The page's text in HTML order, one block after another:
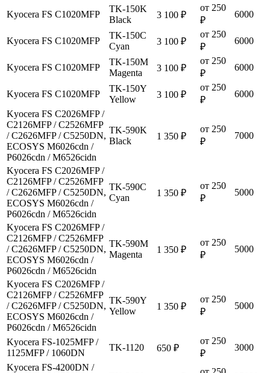
Kyocera FS C1020MFP
TK-150K
Black
3 100 ₽
от 250
₽
6000
Kyocera FS C1020MFP
TK-150C
Cyan
3 100 ₽
от 250
₽
6000
Kyocera FS C1020MFP
TK-150M
Magenta
3 100 ₽
от 250
₽
6000
Kyocera FS C1020MFP
TK-150Y
Yellow
3 100 ₽
от 250
₽
6000
Kyocera FS C2026MFP /
C2126MFP / C2526MFP
/ C2626MFP / C5250DN,
ECOSYS M6026cdn /
P6026cdn / M6526cidn
TK-590K
Black
1 350 ₽
от 250
₽
7000
Kyocera FS C2026MFP /
C2126MFP / C2526MFP
/ C2626MFP / C5250DN,
ECOSYS M6026cdn /
P6026cdn / M6526cidn
TK-590C
Cyan
1 350 ₽
от 250
₽
5000
Kyocera FS C2026MFP /
C2126MFP / C2526MFP
/ C2626MFP / C5250DN,
ECOSYS M6026cdn /
P6026cdn / M6526cidn
TK-590M
Magenta
1 350 ₽
от 250
₽
5000
Kyocera FS C2026MFP /
C2126MFP / C2526MFP
/ C2626MFP / C5250DN,
ECOSYS M6026cdn /
P6026cdn / M6526cidn
TK-590Y
Yellow
1 350 ₽
от 250
₽
5000
Kyocera FS-1025MFP /
1125MFP / 1060DN
TK-1120 650 ₽
от 250
₽
3000
Kyocera FS-4200DN /